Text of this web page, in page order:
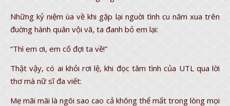
Những kỷ niệm ùa về khi gặp lại nguời tình cu năm xua trên
đuờng hành quân vội vã, ta đanh bỏ em lại:
“Thì em ơi, em cố đợi ta về!”
Thật vậy, có ai khỏi rơi lệ, khi đọc tâm tình của UTL qua lời
thơ mà nữ sĩ đa viết:
Mẹ mãi mãi là ngôi sao cao cả không thể mất trong lòng mọi